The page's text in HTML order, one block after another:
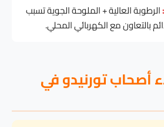
الرطوبة العالية + الملوحة الجوية تسبب
بالتعاون مع الكهربائي المحلي.
أصحاب تورنيدو في